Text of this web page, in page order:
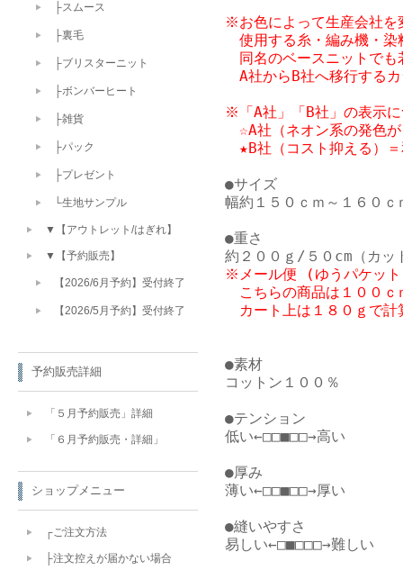
※お色によって生産会社を
使用する糸・編み機・染
同名のベースニットでも
A社からB社へ移行する
※「A社」「B社」の表示
☆A社（ネオン系の発色
●サイズ
幅約１５０ｃｍ～１６０ｃ
●重さ
※メール便 (ゆうパケット
こちらの商品は１００
●素材
コットン１００％
●テンション
低い←□□■□□→高い
●厚み
薄い←□□■□□→厚い
●縫いやすさ
易しい←□■□□□→難しい
├スムース
├裏毛
├ブリスターニット
├ボンバーヒート
├雑貨
├パック
├プレゼント
└生地サンプル
▼【アウトレット/はぎれ】
▼【予約販売】
【2026/6月予約】受付終了
【2026/5月予約】受付終了
予約販売詳細
「５月予約販売」詳細
「６月予約販売・詳細」
ショップメニュー
┌ご注文方法
├注文控えが届かない場合